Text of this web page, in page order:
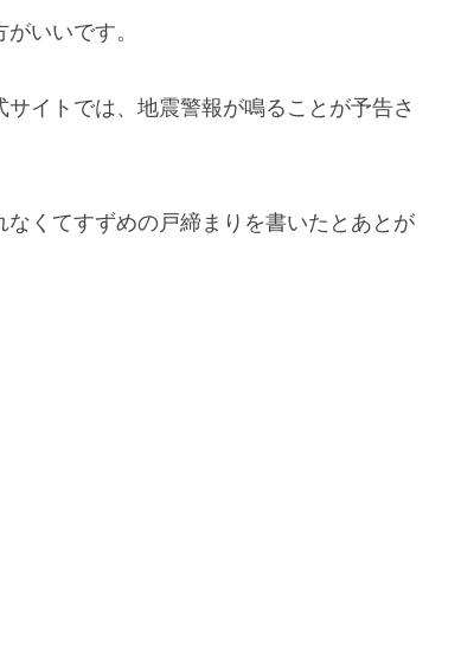
いいです。
イトでは、地震警報が鳴ることが予告さ
くてすずめの戸締まりを書いたとあとが